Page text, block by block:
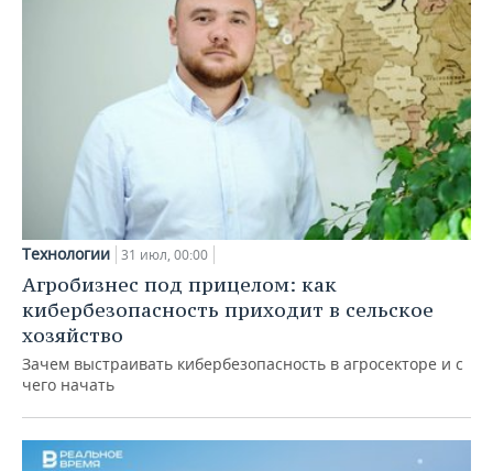
Технологии 31 июл, 00:00
Агробизнес под прицелом: как
кибербезопасность приходит в сельское
хозяйство
Зачем выстраивать кибербезопасность в агросекторе и с
чего начать